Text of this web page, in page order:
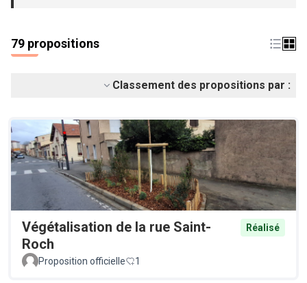
79 propositions
Classement des propositions par :
Végétalisation de la rue Saint-
Roch
Réalisé
Proposition officielle 1